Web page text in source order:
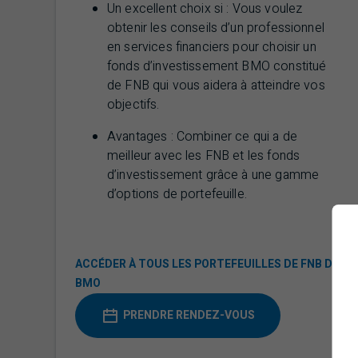
Un excellent choix si : Vous voulez
obtenir les conseils d’un professionnel
en services financiers pour choisir un
fonds d’investissement BMO constitué
de FNB qui vous aidera à atteindre vos
objectifs.
Avantages : Combiner ce qui a de
meilleur avec les FNB et les fonds
d’investissement grâce à une gamme
d’options de portefeuille.
ACCÉDER À TOUS LES PORTEFEUILLES DE FNB DE
BMO
PRENDRE RENDEZ-VOUS